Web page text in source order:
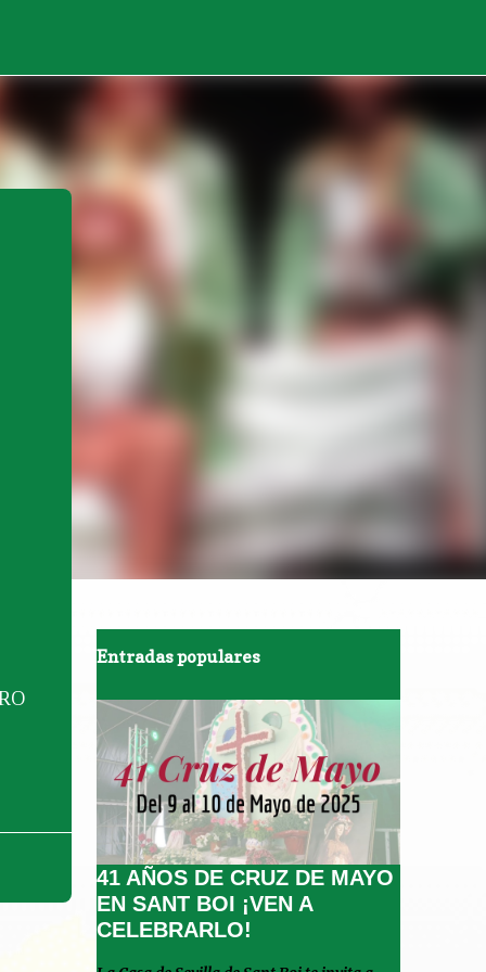
Entradas populares
41 AÑOS DE CRUZ DE MAYO
EN SANT BOI ¡VEN A
CELEBRARLO!